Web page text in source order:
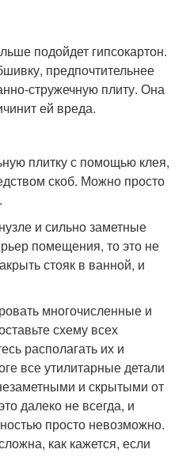
подойдет гипсокартон.
предпочтительнее
стружечную плиту. Она
ей вреда.
плитку с помощью клея,
скоб. Можно просто
и сильно заметные
помещения, то это не
стояк в ванной, и
многочисленные и
схему всех
располагать их и
все утилитарные детали
и скрытыми от
далеко не всегда, и
просто невозможно.
как кажется, если